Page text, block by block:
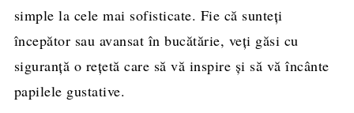
simple la cele mai sofisticate. Fie că sunteți
începător sau avansat în bucătărie, veți găsi cu
siguranță o rețetă care să vă inspire și să vă încânte
papilele gustative.